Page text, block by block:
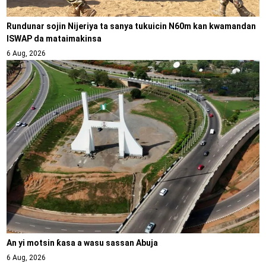
Rundunar sojin Nijeriya ta sanya tukuicin N60m kan kwamandan
ISWAP da mataimakinsa
6 Aug, 2026
An yi motsin ƙasa a wasu sassan Abuja
6 Aug, 2026